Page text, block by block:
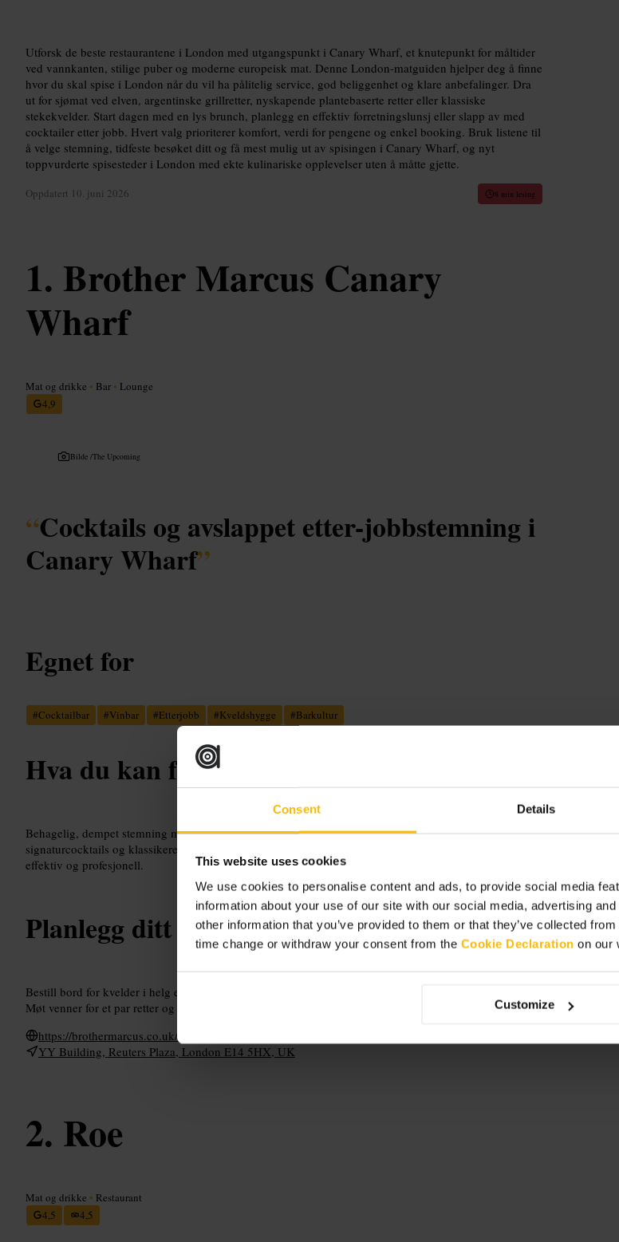
Consent Details
This website uses cookies
We use cookies to personalise content and ads, to provide social media
information about your use of our site with our social media, advertising
other information that you’ve provided to them or that they’ve collected
time change or withdraw your consent from the Cookie Declaration on our
Customize
Utforsk de beste restaurantene i London med utgangspunkt i Canary Wharf, et knutepunkt for måltider
ved vannkanten, stilige puber og moderne europeisk mat. Denne London-matguiden hjelper deg å finne
hvor du skal spise i London når du vil ha pålitelig service, god beliggenhet og klare anbefalinger. Dra
ut for sjømat ved elven, argentinske grillretter, nyskapende plantebaserte retter eller klassiske
stekekvelder. Start dagen med en lys brunch, planlegg en effektiv forretningslunsj eller slapp av med
cocktailer etter jobb. Hvert valg prioriterer komfort, verdi for pengene og enkel booking. Bruk listene til
å velge stemning, tidfeste besøket ditt og få mest mulig ut av spisingen i Canary Wharf, og nyt
toppvurderte spisesteder i London med ekte kulinariske opplevelser uten å måtte gjette.
Oppdatert 10. juni 2026 8 min lesing
Brother Marcus Canary
Wharf
Mat og drikke • Bar • Lounge
4,9
Bilde /The Upcoming
“Cocktails og avslappet etter-jobbstemning i
Canary Wharf”
Egnet for
#Cocktailbar #Vinbar #Etterjobb #Kveldshygge #Barkultur
Hva du kan forvente
Behagelig, dempet stemning med sitteplasser ved baren og bord for grupper. Bartenderne lager
signaturcocktails og klassikere. Menyen har småretter og snacks som passer til deling. Service er
effektiv og profesjonell.
Planlegg ditt besøk
Bestill bord for kvelder i helg eller etter jobb. Velg sitteplass ved baren hvis du vil se drinklagingen.
Møt venner for et par retter og delte småretter. Kle deg smart-casual for å passe inn i lokalet.
https://brothermarcus.co.uk/locations/canary-wharf/
YY Building, Reuters Plaza, London E14 5HX, UK
Roe
Mat og drikke • Restaurant
4,5
4,5